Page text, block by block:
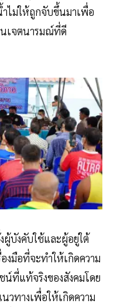
ไม่ให้ถูกจับขึ้นมาเพื่อ
เจตนารมณ์ที่ดี
ผู้บังคับใช้และผู้อยู่ใต้
งมือที่จะทำให้เกิดความ
น์ที่แท้จริงของสังคมโดย
วทางเพื่อให้เกิดความ